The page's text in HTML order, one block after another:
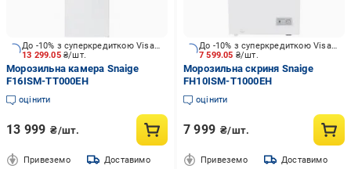
13 299.05 ₴/шт.
До -10% з суперкредиткою Visa Вигода
Морозильна камера Snaige
F16ISM-TT000EH
оцінити
13 999 ₴/шт.
Привеземо Доставимо
7 599.05 ₴/шт.
До -10% з суперкредиткою Visa Вигода
Морозильна скриня Snaige
FH10ISM-T1000EH
оцінити
7 999 ₴/шт.
Привеземо Доставимо